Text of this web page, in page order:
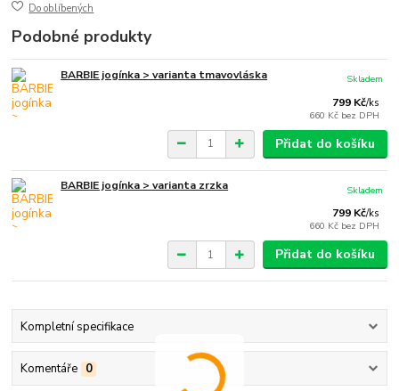
Do oblíbených
Podobné produkty
BARBIE jogínka > varianta tmavovláska
799 Kč/ks
660 Kč bez DPH
Skladem
Přidat do košíku
BARBIE jogínka > varianta zrzka
799 Kč/ks
660 Kč bez DPH
Skladem
Přidat do košíku
Kompletní specifikace
Komentáře 0